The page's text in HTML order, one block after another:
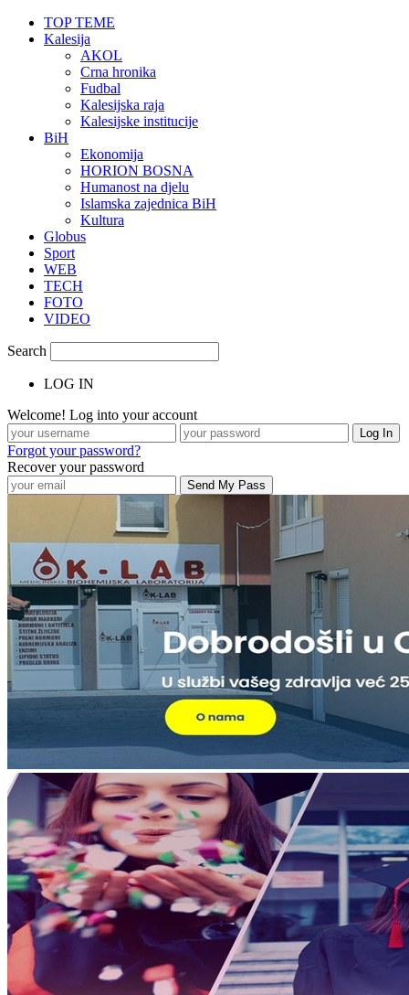
TOP TEME
Kalesija
AKOL
Crna hronika
Fudbal
Kalesijska raja
Kalesijske institucije
BiH
Ekonomija
HORION BOSNA
Humanost na djelu
Islamska zajednica BiH
Kultura
Globus
Sport
WEB
TECH
FOTO
VIDEO
Search
LOG IN
Welcome! Log into your account
Forgot your password?
Recover your password